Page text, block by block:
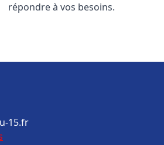
répondre à vos besoins.
15.fr